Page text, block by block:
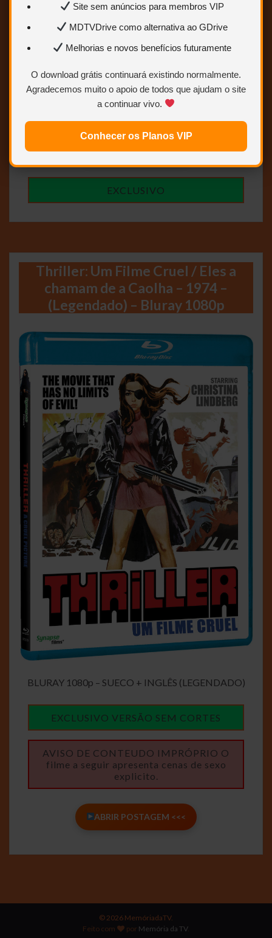
Site sem anúncios para membros VIP
MDTVDrive como alternativa ao GDrive
Melhorias e novos benefícios futuramente
O download grátis continuará existindo normalmente.
Agradecemos muito o apoio de todos que ajudam o site
a continuar vivo.
Conhecer os Planos VIP
BLURAY 2160P 4K +1080p – SUECO + INGLÊS
ABRIR POSTAGEM <<<
EXCLUSIVO
Thriller: Um Filme Cruel / Eles a
chamam de a Caolha – 1974 –
(Legendado) – Bluray 1080p
BLURAY 1080p – SUECO + INGLÊS (LEGENDADO)
EXCLUSIVO VERSÃO SEM CORTES
AVISO DE CONTEUDO IMPRÓPRIO O
filme a seguir apresenta cenas de sexo
explicito.
ABRIR POSTAGEM <<<
© 2026 MemóriadaTV.
Feito com
por Memória da TV.